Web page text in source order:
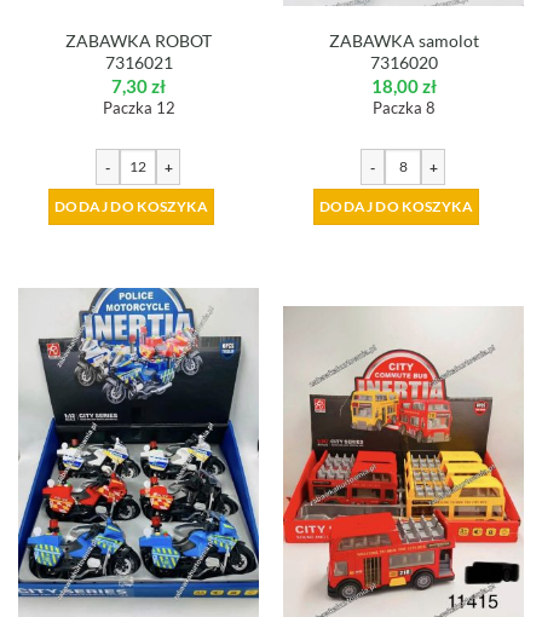
ZABAWKA ROBOT
7316021
7,30zł
Paczka 12
- +
DODAJ DO KOSZYKA
ZABAWKA samolot
7316020
18,00zł
Paczka 8
- +
DODAJ DO KOSZYKA